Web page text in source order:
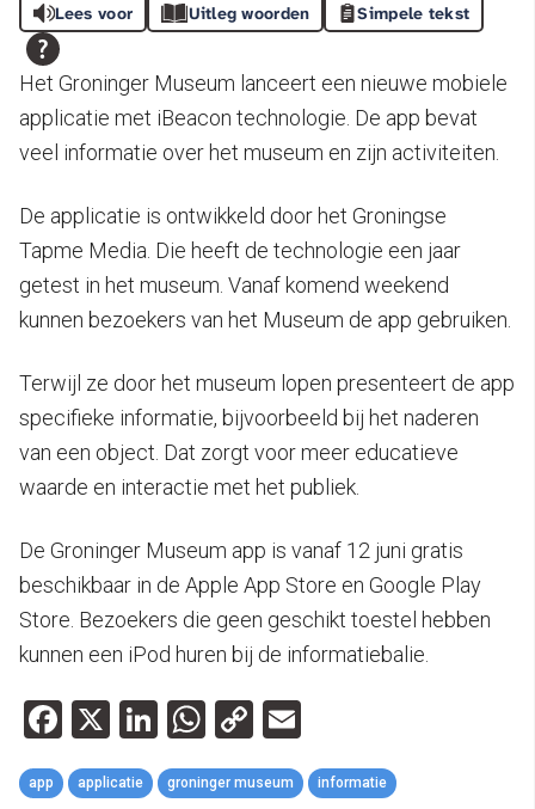
Lees voor Uitleg woorden Simpele tekst
Het Groninger Museum lanceert een nieuwe mobiele
applicatie met iBeacon technologie. De app bevat
veel informatie over het museum en zijn activiteiten.
De applicatie is ontwikkeld door het Groningse
Tapme Media. Die heeft de technologie een jaar
getest in het museum. Vanaf komend weekend
kunnen bezoekers van het Museum de app gebruiken.
Terwijl ze door het museum lopen presenteert de app
specifieke informatie, bijvoorbeeld bij het naderen
van een object. Dat zorgt voor meer educatieve
waarde en interactie met het publiek.
De Groninger Museum app is vanaf 12 juni gratis
beschikbaar in de Apple App Store en Google Play
Store. Bezoekers die geen geschikt toestel hebben
kunnen een iPod huren bij de informatiebalie.
Facebook
X LinkedIn
WhatsApp
Copy
Link
app applicatie groninger museum informatie